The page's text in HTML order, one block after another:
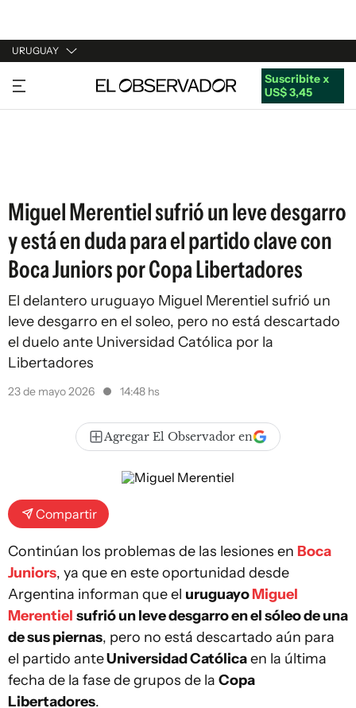
URUGUAY
URUGUAY
ARGENTINA
Suscribite x
US$ 3,45
Miguel Merentiel sufrió un leve desgarro
y está en duda para el partido clave con
Boca Juniors por Copa Libertadores
El delantero uruguayo Miguel Merentiel sufrió un
leve desgarro en el soleo, pero no está descartado
el duelo ante Universidad Católica por la
Libertadores
23 de mayo 2026 14:48 hs
Agregar El Observador en
Compartir
Continúan los problemas de las lesiones en Boca
Juniors, ya que en este oportunidad desde
Argentina informan que el uruguayoMiguel
Merentiel sufrió un leve desgarro en el sóleo de una
de sus piernas, pero no está descartado aún para
el partido anteUniversidad Católicaen la última
fecha de la fase de grupos de la Copa
Libertadores.